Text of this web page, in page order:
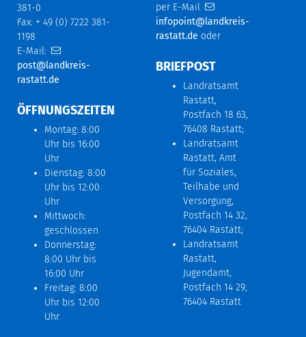
381-0
Fax: + 49 (0) 7222 381-
1198
E-Mail:
post@landkreis-
rastatt.de
ÖFFNUNGSZEITEN
Montag: 8:00
Uhr bis 16:00
Uhr
Dienstag: 8:00
Uhr bis 12:00
Uhr
Mittwoch:
geschlossen
Donnerstag:
8:00 Uhr bis
16:00 Uhr
Freitag: 8:00
Uhr bis 12:00
Uhr
per E-Mail
infopoint@landkreis-
rastatt.de oder
BRIEFPOST
Landratsamt
Rastatt,
Postfach 18 63,
76408 Rastatt;
Landratsamt
Rastatt, Amt
für Soziales,
Teilhabe und
Versorgung,
Postfach 14 32,
76404 Rastatt;
Landratsamt
Rastatt,
Jugendamt,
Postfach 14 29,
76404 Rastatt